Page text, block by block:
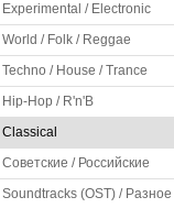
Experimental / Electronic
World / Folk / Reggae
Techno / House / Trance
Hip-Hop / R'n'B
Classical
Советские / Российские
Soundtracks (OST) / Разное